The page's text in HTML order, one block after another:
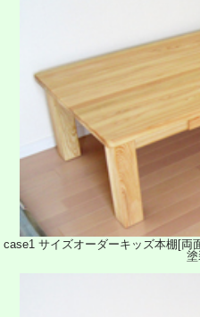
case1 サイズオーダーキッズ本棚[両